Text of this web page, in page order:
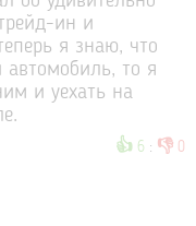
ин и
я знаю, что
автомобиль, то я
и уехать на
👍 6 : 👎 0